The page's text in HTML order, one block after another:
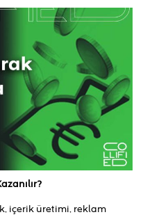
içerik üretimi, reklam